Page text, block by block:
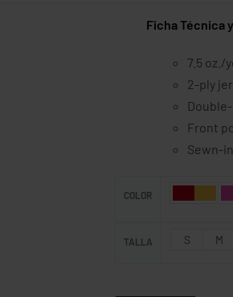
Ficha Técnica y
7.5 oz./
2-ply
Front
Sewn-
COLOR
TALLA S M